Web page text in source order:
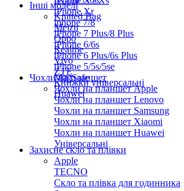
iPhone Xr
iphone 7/8
iPhone 7 Plus/8 Plus
iPhone 6/6s
iPhone 6 Plus/6s Plus
iPhone 5/5s/5se
MagSafe
Інші моделі
Knitted Bag
Meizu
Oppo
Realme
Vivo
ZTE
Книжки універсальні
Huawei
Чохли на планшет
Чохли на планшет Apple
Чохли на планшет Lenovo
Чохли на планшет Samsung
Чохли на планшет Xiaomi
Чохли на планшет Huawei
Універсальні
Захисне скло та плівки
Apple
TECNO
Скло та плівка для годинника